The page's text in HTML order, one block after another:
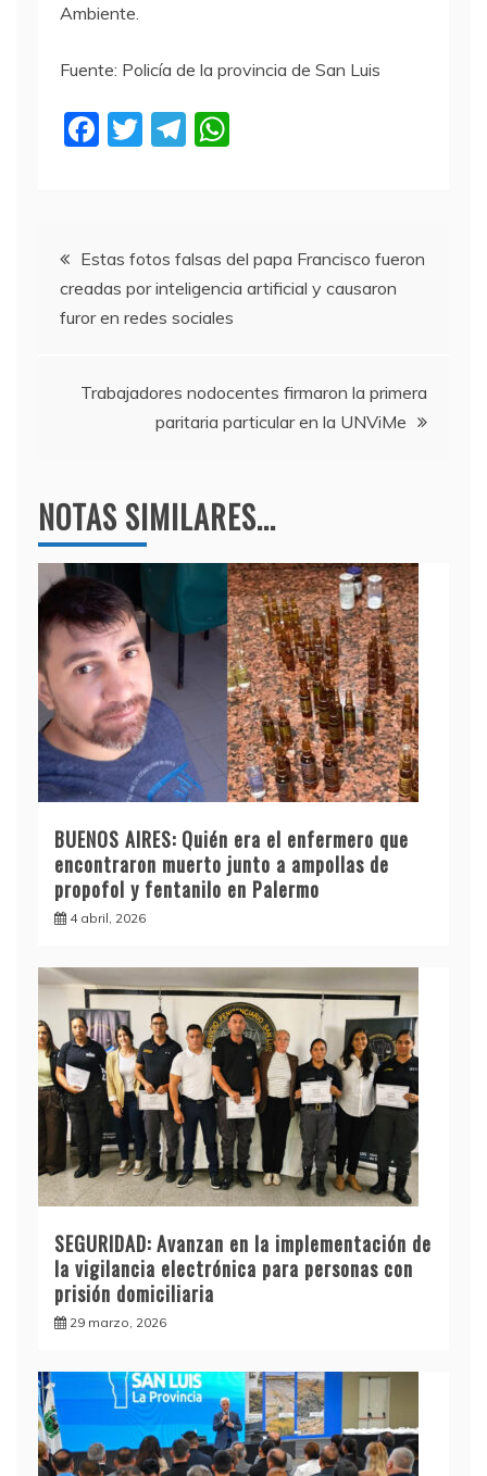
Ambiente.
Fuente: Policía de la provincia de San Luis
F
b
o
o
T
T
a
m
A
p
p
Navegación
de
Estas fotos falsas del papa Francisco fueron
creadas por inteligencia artificial y causaron
furor en redes sociales
Trabajadores nodocentes firmaron la primera
paritaria particular en la UNViMe
NOTAS SIMILARES...
BUENOS AIRES: Quién era el enfermero que
encontraron muerto junto a ampollas de
propofol y fentanilo en Palermo
4 abril, 2026
SEGURIDAD: Avanzan en la implementación de
la vigilancia electrónica para personas con
prisión domiciliaria
29 marzo, 2026